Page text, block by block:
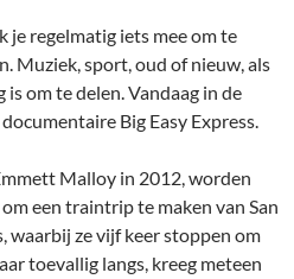
je regelmatig iets mee om te
Muziek, sport, oud of nieuw, als
om te delen. Vandaag in de
Big Easy Express.
Malloy in 2012, worden
een traintrip te maken van San
waarbij ze vijf keer stoppen om
toevallig langs, kreeg meteen